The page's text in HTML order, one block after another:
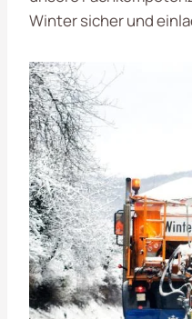
Winter sicher und